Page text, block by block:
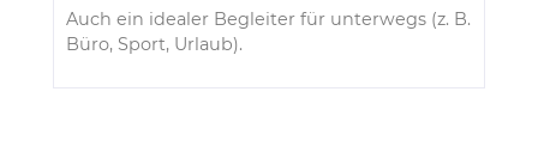
Auch ein idealer Begleiter für unterwegs (z. B.
Büro, Sport, Urlaub).